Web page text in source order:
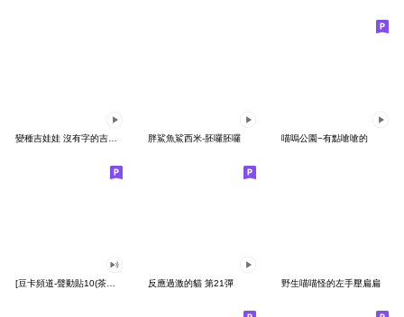
胖鯊魚鯊西米-胚囉胚囉 喵嗚公園−有點嗆嗆的
反應過激的貓 第21彈 野生喵喵怪的左手壓扁扁